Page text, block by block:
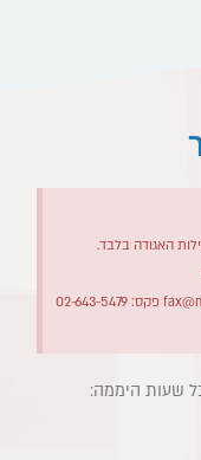
האגודה בלבד.
פקס: 02-643-5479
שעות היממה:​